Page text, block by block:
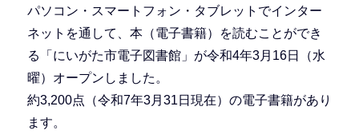
パソコン・スマートフォン・タブレットでインター
ネットを通して、本（電子書籍）を読むことができ
る「にいがた市電子図書館」が令和4年3月16日（水
曜）オープンしました。
約3,200点（令和7年3月31日現在）の電子書籍があり
ます。